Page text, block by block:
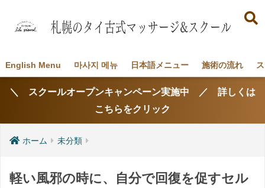
English Menu 마사지 메뉴 日本語メニュー 施術の流れ
＼ スクールオープンキャンペーン実施中 ／ 詳しくは
こちらをクリック
ホーム 未分類
軽い風邪の時に、自分で回復を促すセル